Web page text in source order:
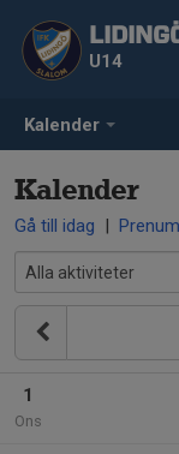
Kalender
U14
Kalender
Gå till idag |
1
Ons